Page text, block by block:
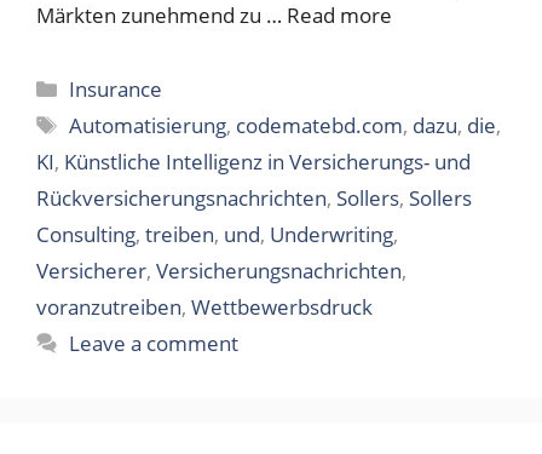
Märkten zunehmend zu … Read more
Categories
Insurance
Tags
Automatisierung, codematebd.com, dazu, die,
KI, Künstliche Intelligenz in Versicherungs- und
Rückversicherungsnachrichten, Sollers, Sollers
Consulting, treiben, und, Underwriting,
Versicherer, Versicherungsnachrichten,
voranzutreiben, Wettbewerbsdruck
Leave a comment